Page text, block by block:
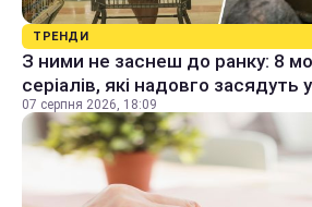
ТРЕНДИ
З ними не заснеш до ранку: 8
серіалів, які надовго засядуть
07 серпня 2026, 18:09